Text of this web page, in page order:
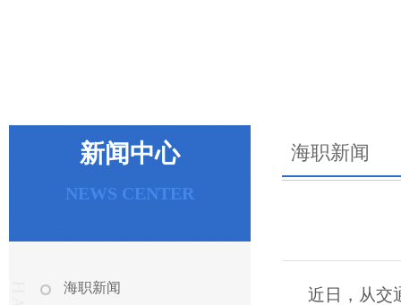
新闻中心
NEWS CENTER
海职新闻
海职新闻
近日，从交